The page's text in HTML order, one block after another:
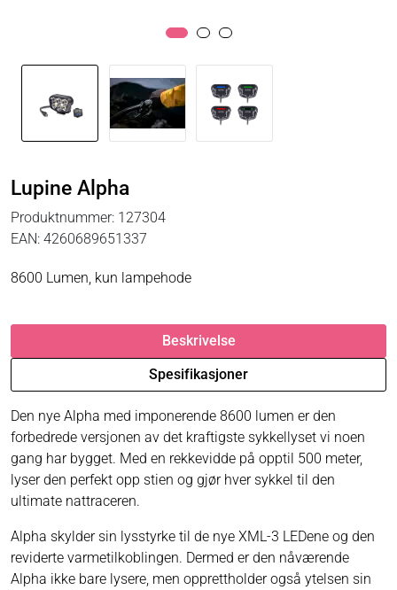
Lupine Alpha
Produktnummer: 127304
EAN: 4260689651337
8600 Lumen, kun lampehode
Beskrivelse
Spesifikasjoner
Den nye Alpha med imponerende 8600 lumen er den
forbedrede versjonen av det kraftigste sykkellyset vi noen
gang har bygget. Med en rekkevidde på opptil 500 meter,
lyser den perfekt opp stien og gjør hver sykkel til den
ultimate nattraceren.
Alpha skylder sin lysstyrke til de nye XML-3 LEDene og den
reviderte varmetilkoblingen. Dermed er den nåværende
Alpha ikke bare lysere, men opprettholder også ytelsen sin